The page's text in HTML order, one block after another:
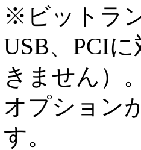
※ビットラ
USB、PCI
きません）
オプション
す。